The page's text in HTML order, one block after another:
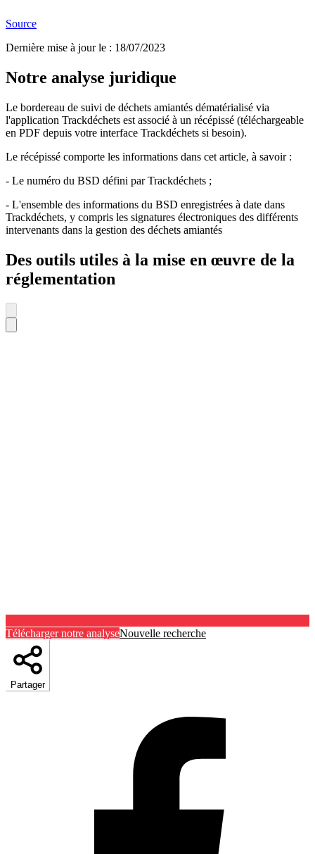
Source
Dernière mise à jour le : 18/07/2023
Notre analyse juridique
Le bordereau de suivi de déchets amiantés dématérialisé via
l'application Trackdéchets est associé à un récépissé (téléchargeable
en PDF depuis votre interface Trackdéchets si besoin).
Le récépissé comporte les informations dans cet article, à savoir :
- Le numéro du BSD défini par Trackdéchets ;
- L'ensemble des informations du BSD enregistrées à date dans
Trackdéchets, y compris les signatures électroniques des différents
intervenants dans la gestion des déchets amiantés
Des outils utiles à la mise en œuvre de la
réglementation
Télécharger notre analyseNouvelle recherche
Partager